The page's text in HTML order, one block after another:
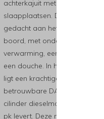
achterkajuit met twee extra
slaapplaatsen. Daarnaast is er
gedacht aan het comfort aan
boord, met onder meer
verwarming, een generator en
een douche. In het motorruim
ligt een krachtige en
betrouwbare DAF 475, een 6-
cilinder dieselmotor die circa 90
pk levert. Deze motor zorgt